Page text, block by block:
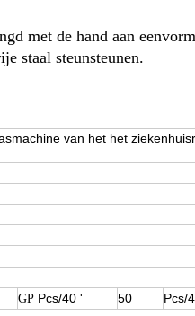
met de hand aan
staal steunsteunen.
van het het
GP Pcs/40 ' 50 Pcs/